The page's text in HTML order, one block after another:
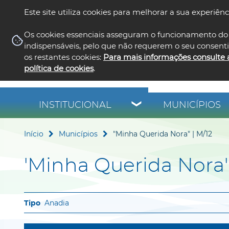
Este site utiliza cookies para melhorar a sua
Os cookies essenciais asseguram o funcionamento do
indispensáveis, pelo que não requerem o seu
os restantes cookies: Para mais informações consulte
política de cookies.
INSTITUCIONAL MUNICÍPIOS
Início Municípios "Minha Querida Nora" | M/12
'Minha Querida Nora'
Anadia